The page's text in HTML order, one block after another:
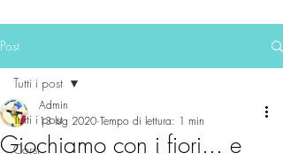
Post
Tutti i post
Corsi
Tutti i post
Giochiamo con i fiori... e
Admin
13 lug 2020 Tempo di lettura: 1 min